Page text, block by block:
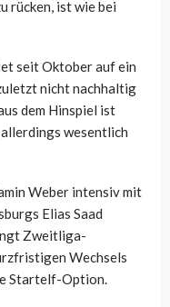
rücken, ist wie bei
seit Oktober auf ein
nicht nachhaltig
dem Hinspiel ist
wesentlich
Weber intensiv mit
Elias Saad
Zweitliga-
Wechsels
Startelf-Option.